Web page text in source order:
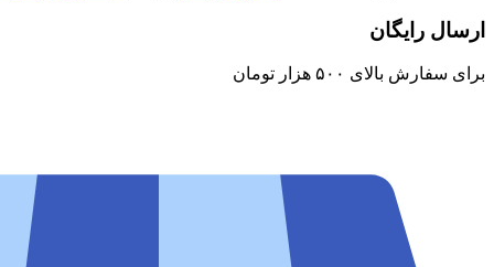
ارسال رایگان
برای سفارش‌ بالای ۵۰۰ هزار تومان